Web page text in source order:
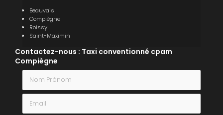
Beauvais
Compiègne
Roissy
Saint-Maximin
Contactez-nous : Taxi conventionné cpam
Compiègne
Nom Prénom
Email